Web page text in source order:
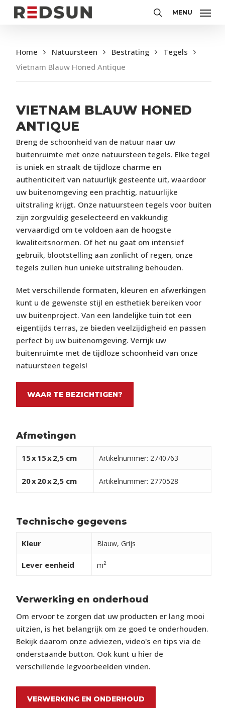
Skip
MENU
Home Natuursteen Bestrating
Tegels
Vietnam Blauw Honed Antique
VIETNAM BLAUW HONED
ANTIQUE
Breng de schoonheid van de natuur naar uw
buitenruimte met onze natuursteen tegels. Elke tegel
is uniek en straalt de tijdloze charme en
authenticiteit van natuurlijk gesteente uit, waardoor
uw buitenomgeving een prachtig, natuurlijke
uitstraling krijgt. Onze natuursteen tegels voor buiten
zijn zorgvuldig geselecteerd en vakkundig
vervaardigd om te voldoen aan de hoogste
kwaliteitsnormen. Of het nu gaat om intensief
gebruik, blootstelling aan zonlicht of regen, onze
tegels zullen hun unieke uitstraling behouden.
Met verschillende formaten, kleuren en afwerkingen
kunt u de gewenste stijl en esthetiek bereiken voor
uw buitenproject. Van een landelijke tuin tot een
eigentijds terras, ze bieden veelzijdigheid en passen
perfect bij uw buitenomgeving. Verrijk uw
buitenruimte met de tijdloze schoonheid van onze
natuursteen tegels!
WAAR TE BEZICHTIGEN?
Afmetingen
15x15x2,5 cm Artikelnummer: 2740763
20x20x2,5 cm Artikelnummer: 2770528
Technische gegevens
Kleur Blauw, Grijs
Lever eenheid m2
Verwerking en onderhoud
Om ervoor te zorgen dat uw producten er lang mooi
uitzien, is het belangrijk om ze goed te onderhouden.
Bekijk daarom onze adviezen, video's en tips via de
onderstaande button. Ook kunt u hier de
verschillende legvoorbeelden vinden.
VERWERKING EN ONDERHOUD